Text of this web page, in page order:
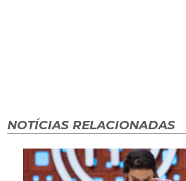
NOTÍCIAS RELACIONADAS